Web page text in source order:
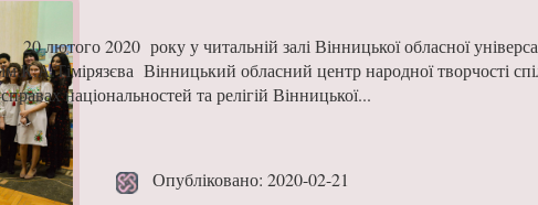
20 лютого 2020 року у читальній залі Вінницької обласної
ім.К.А.Тімірязєва Вінницький обласний центр народної творчості
справах національностей та релігій Вінницької...
Опубліковано: 2020-02-21